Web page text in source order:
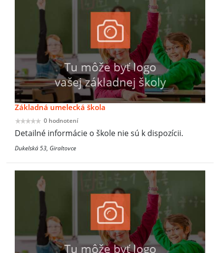
Základná umelecká škola
0 hodnotení
Detailné informácie o škole nie sú k dispozícii.
Dukelská 53, Giraltovce